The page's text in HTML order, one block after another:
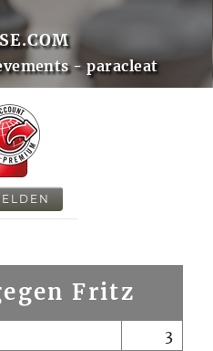
- paracleat
Fritz
3